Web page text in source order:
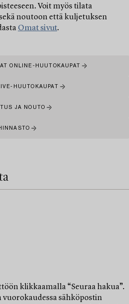
Voit myös tilata
noutoon että kuljetuksen
Omat sivut.
ONLINE-HUUTOKAUPAT
HUUTOKAUPAT
JA NOUTO
klikkaamalla “Seuraa hakua”.
sähköpostin